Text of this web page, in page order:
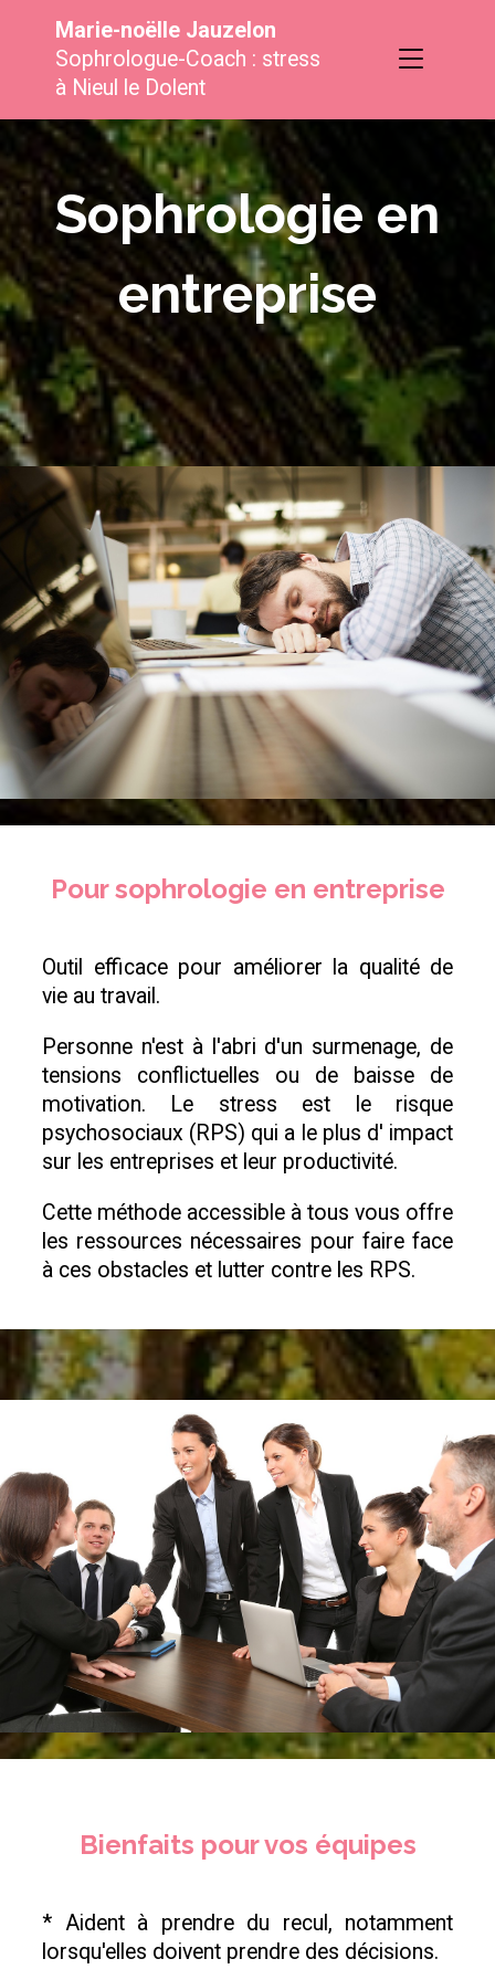
Marie-noëlle Jauzelon
Sophrologue-Coach : stress
à Nieul le Dolent
Sophrologie en
entreprise
Pour sophrologie en entreprise
Outil efficace pour améliorer la qualité de
vie au travail.
Personne n'est à l'abri d'un surmenage, de
tensions conflictuelles ou de baisse de
motivation. Le stress est le risque
psychosociaux (RPS) qui a le plus d' impact
sur les entreprises et leur productivité.
Cette méthode accessible à tous vous offre
les ressources nécessaires pour faire face
à ces obstacles et lutter contre les RPS.
Bienfaits pour vos équipes
* Aident à prendre du recul, notamment
lorsqu'elles doivent prendre des décisions.